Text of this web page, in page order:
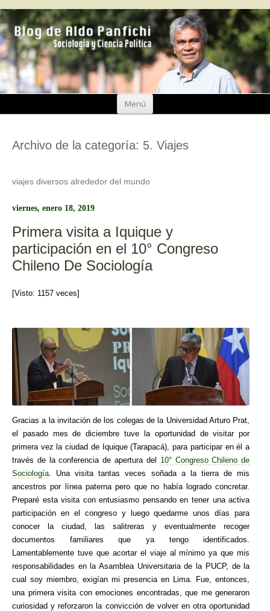
Menú
Ir
Archivo de la categoría: 5. Viajes
viajes diversos alrededor del mundo
viernes, enero 18, 2019
Primera visita a Iquique y
participación en el 10° Congreso
Chileno De Sociología
[Visto: 1157 veces]
Gracias a la invitación de los colegas de la Universidad Arturo Prat,
el pasado mes de diciembre tuve la oportunidad de visitar por
primera vez la ciudad de Iquique (Tarapacá), para participar en él a
través de la conferencia de apertura del 10° Congreso Chileno de
Sociología . Una visita tantas veces soñada a la tierra de mis
ancestros por línea paterna pero que no había logrado concretar.
Preparé esta visita con entusiasmo pensando en tener una activa
participación en el congreso y luego quedarme unos días para
conocer la ciudad, las salitreras y eventualmente recoger
documentos familiares que ya tengo identificados.
Lamentablemente tuve que acortar el viaje al mínimo ya que mis
responsabilidades en la Asamblea Universitaria de la PUCP, de la
cual soy miembro, exigían mi presencia en Lima. Fue, entonces,
una primera visita con emociones encontradas, que me generaron
curiosidad y reforzaron la convicción de volver en otra oportunidad